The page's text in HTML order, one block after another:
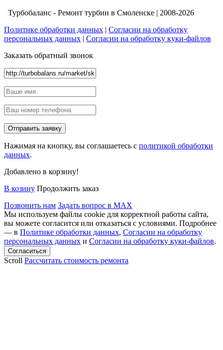
Турбобаланс - Ремонт турбин в Смоленске | 2008-2026
Политике обработки данных | Согласии на обработку
персональных данных | Согласии на обработку куки-файлов
Заказать обратный звонок
Нажимая на кнопку, вы соглашаетесь с политикой обработки
данных.
Добавлено в корзину!
В козину Продолжить заказ
Позвонить нам Задать вопрос в MAX
Мы используем файлы cookie для корректной работы сайта,
вы можете согласится или отказаться с условиями. Подробнее
— в Политике обработки данных, Согласии на обработку
персональных данных и Согласии на обработку куки-файлов.
Scroll Рассчитать стоимость ремонта